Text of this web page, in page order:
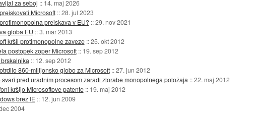
za seboj :: 14. maj 2026
Microsoft ::28. jul 2023
preiskava v EU? ::29. nov 2021
globa EU ::3. mar 2013
kršil protimonopolne zaveze ::25. okt 2012
postopek zoper Microsoft :: 19. sep 2012
:: 12. sep 2012
860-milijonsko globo za Microsoft ::27. jun 2012
pred uradnim procesom zaradi zlorabe monopolnega položaja ::22. maj 2012
kršijo Microsoftove patente :: 19. maj 2012
brez IE :: 12. jun 2009
2004